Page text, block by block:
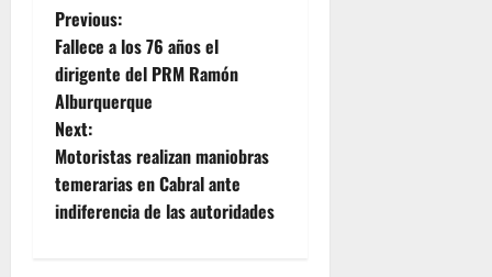
P
o
s
t
n
Previous:
Fallece a los 76 años el
dirigente del PRM Ramón
Alburquerque
Next:
Motoristas realizan maniobras
temerarias en Cabral ante
indiferencia de las autoridades